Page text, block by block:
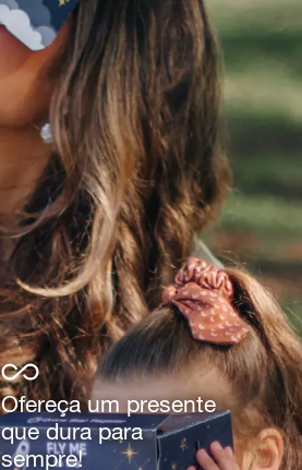
Ofereça um presente
que dura para
sempre!